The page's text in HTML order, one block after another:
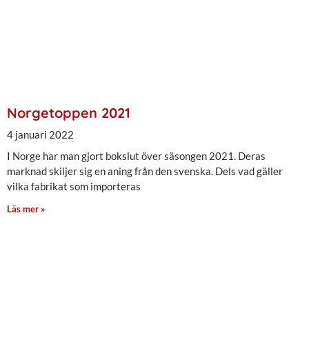
Norgetoppen 2021
4 januari 2022
I Norge har man gjort bokslut över säsongen 2021. Deras
marknad skiljer sig en aning från den svenska. Dels vad gäller
vilka fabrikat som importeras
Läs mer »